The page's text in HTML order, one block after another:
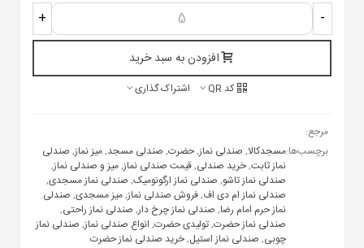
-
+
افزودن به سبد خرید
کد QR اشتراک گذاری
مرجع:
برچسب‌ها:مسجدکالا, صندلی نماز,حضرت, صندلی مسجد,میز نماز, صندلی
نماز ثابت,خرید صندلی,قیمت صندلی نماز,میز و صندلی نماز,
صندلی نماز تاشو, صندلی نماز ارگونومیک, صندلی نماز مسجدی,
صندلی نماز ام دی اف,فروش صندلی نماز,میز مسجدی, صندلی
نماز حرم امام رضا, صندلی نماز چرخ دار, صندلی نماز راحتی,
صندلی نماز حضرت,تولیدی حضرت, انواع صندلی نماز, صندلی نماز
چوبی, صندلی نماز استیل,خرید صندلی نماز حضرت